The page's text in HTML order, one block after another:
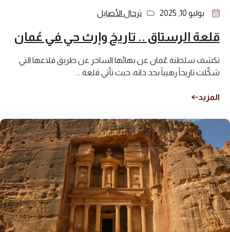
يوليو 10, 2025 ترحال الأصايل
قلعة الرستاق .. تاريخ وإرث حي في عُمان
تكشف سلطنة عُمان عن بهائها الساحر عن طريق قلاعها التي
شكّلت تاريخاً رهيباً بحد ذاته، حيث تأتي قلعة ...
المزيد